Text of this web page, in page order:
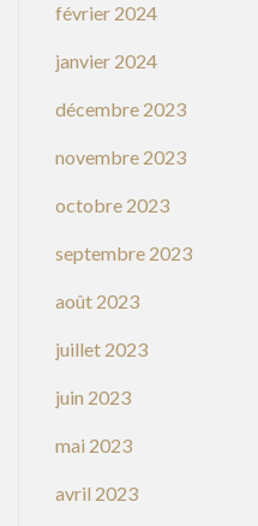
février 2024
janvier 2024
décembre 2023
novembre 2023
octobre 2023
septembre 2023
août 2023
juillet 2023
juin 2023
mai 2023
avril 2023